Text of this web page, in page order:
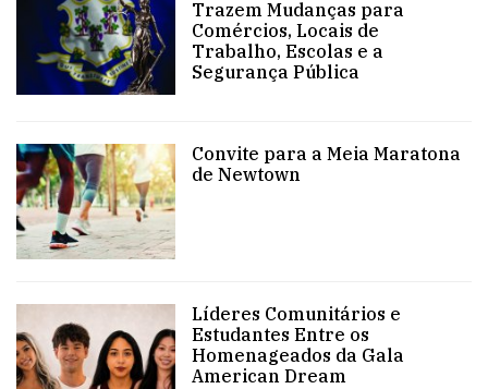
Trazem Mudanças para
Comércios, Locais de
Trabalho, Escolas e a
Segurança Pública
Convite para a Meia Maratona
de Newtown
Líderes Comunitários e
Estudantes Entre os
Homenageados da Gala
American Dream